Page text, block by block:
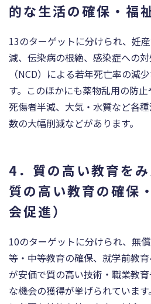
的な生活の確保・福
13のターゲットに分けられ、妊
減、伝染病の根絶、感染症への
（NCD）による若年死亡率の減
す。このほかにも薬物乱用の防
死傷者半減、大気・水質など各
数の大幅削減などがあります。
4．質の高い教育を
質の高い教育の確保
会促進）
10のターゲットに分けられ、無
等・中等教育の確保、就学前教
が安価で質の高い技術・職業教
な機会の獲得が挙げられていま